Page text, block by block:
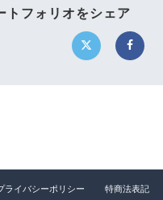
トフォリオをシェア
ライバシーポリシー 特商法表記